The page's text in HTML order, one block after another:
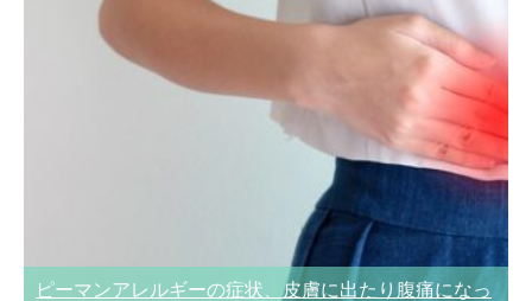
ピーマンアレルギーの症状、皮膚に出たり腹痛になっ